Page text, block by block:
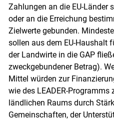
Zahlungen an die EU-Länder
oder an die Erreichung
Zielwerte gebunden.
sollen aus dem EU-Haushalt
der Landwirte in die GAP
zweckgebundener Betrag).
Mittel würden zur
wie des LEADER-Programms
ländlichen Raums durch
Gemeinschaften, der